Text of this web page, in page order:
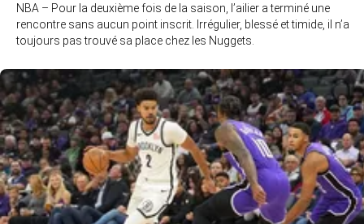
NBA – Pour la deuxième fois de la saison, l’ailier a terminé une
rencontre sans aucun point inscrit. Irrégulier, blessé et timide, il n’a
toujours pas trouvé sa place chez les Nuggets.